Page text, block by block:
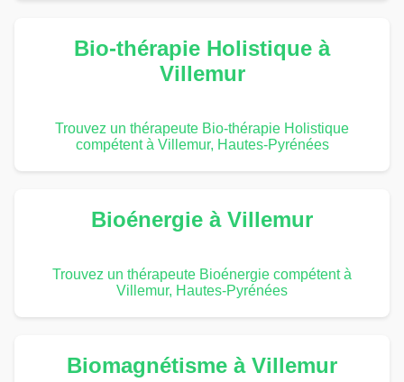
Bio-thérapie Holistique à
Villemur
Trouvez un thérapeute Bio-thérapie Holistique
compétent à Villemur, Hautes-Pyrénées
Bioénergie à Villemur
Trouvez un thérapeute Bioénergie compétent à
Villemur, Hautes-Pyrénées
Biomagnétisme à Villemur